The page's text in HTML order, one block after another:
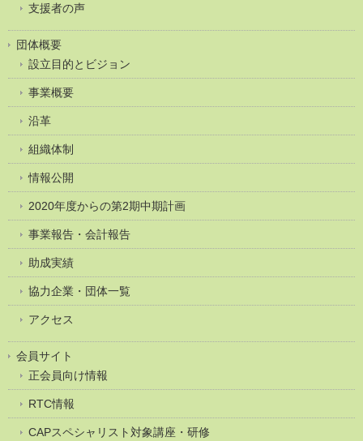
支援者の声
団体概要
設立目的とビジョン
事業概要
沿革
組織体制
情報公開
2020年度からの第2期中期計画
事業報告・会計報告
助成実績
協力企業・団体一覧
アクセス
会員サイト
正会員向け情報
RTC情報
CAPスペシャリスト対象講座・研修